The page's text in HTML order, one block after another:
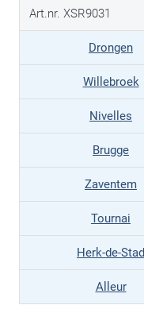
Art.nr. XSR9031
Drongen
Willebroek
Nivelles
Brugge
Zaventem
Tournai
Herk-de-Stad
Alleur